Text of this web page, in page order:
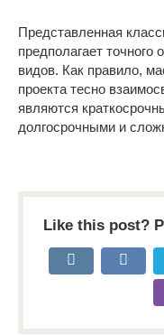
Представленная
предполагает точного
видов. Как правило,
проекта тесно
являются
долгосрочными и
Like this post?